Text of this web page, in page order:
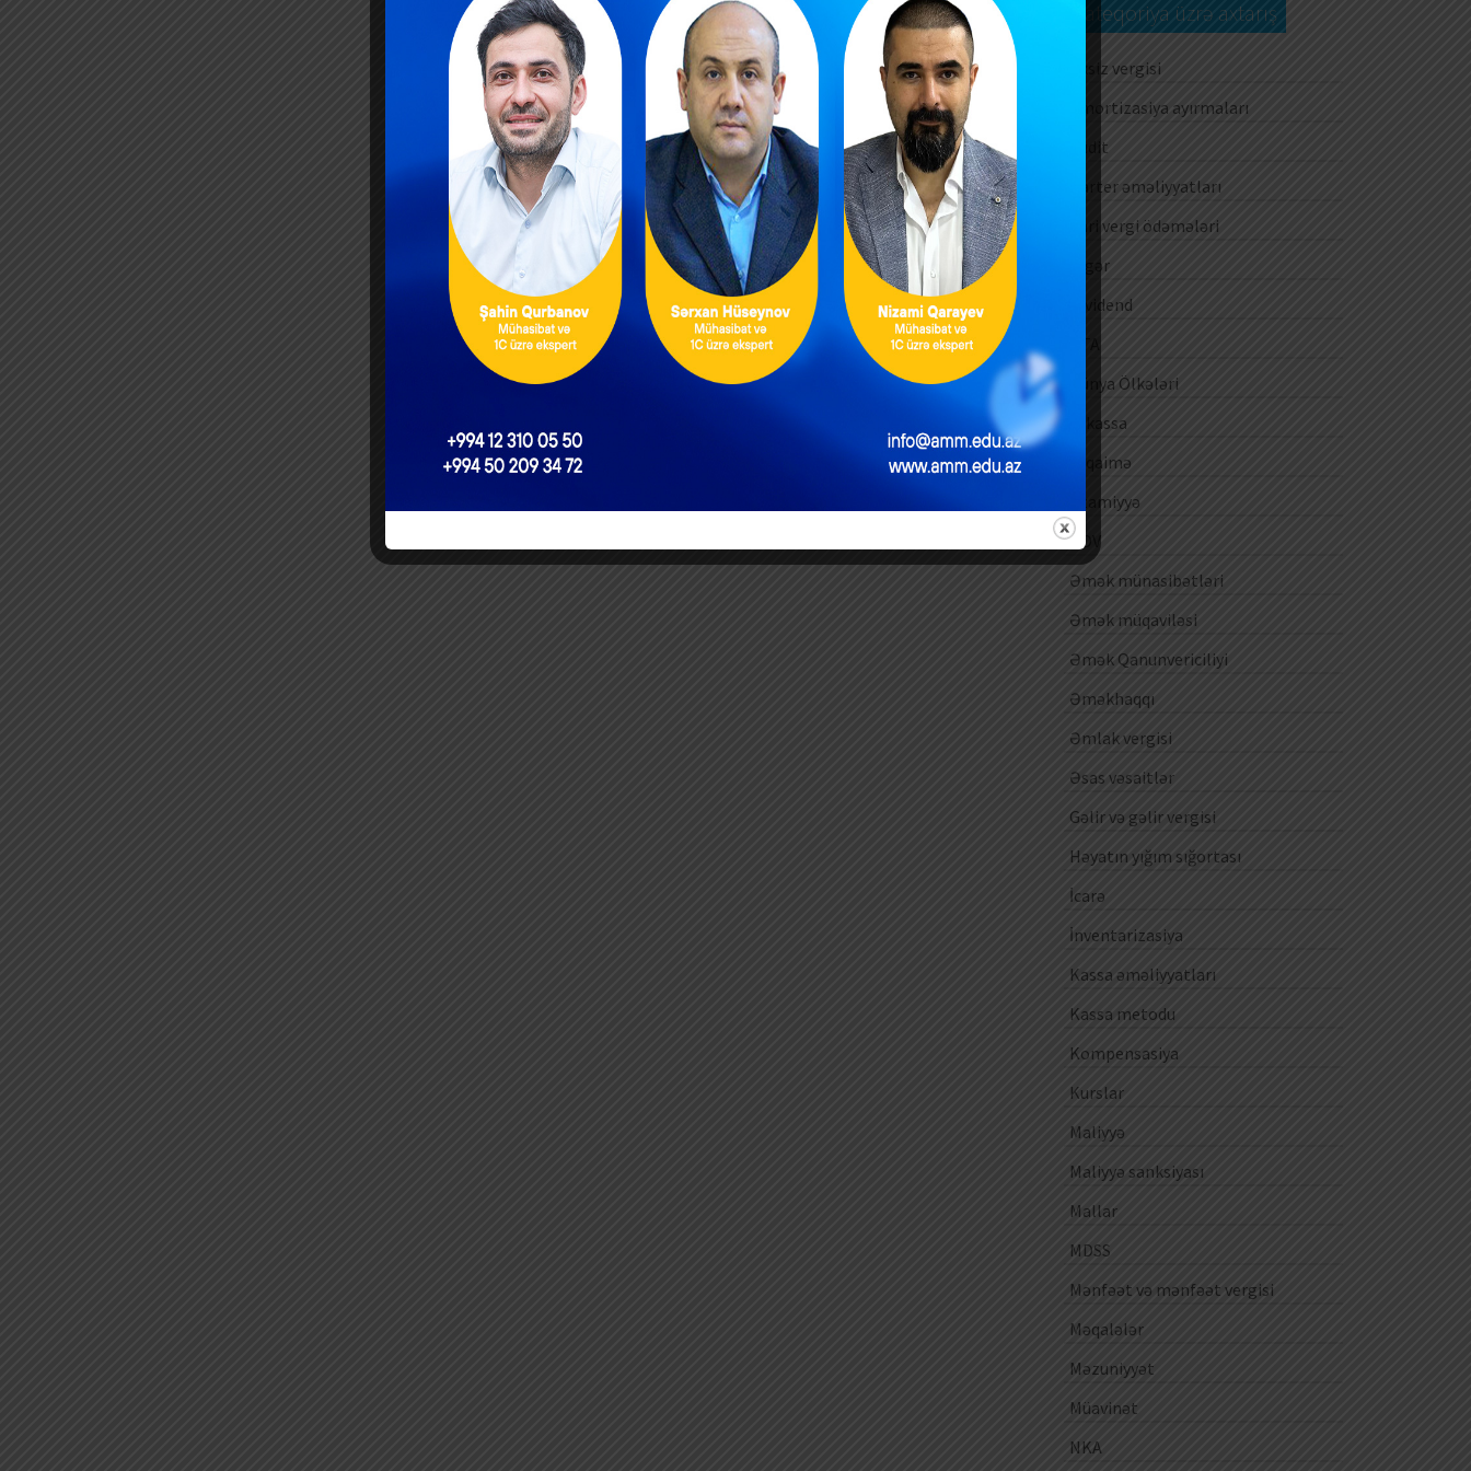
Kateqoriya üzrə axtarış
Aksiz vergisi
Amortizasiya ayırmaları
Audit
Barter əməliyyatları
Cari vergi ödəmələri
Digər
Dividend
Dünya Ölkələri
E-kassa
E-qaimə
Ezamiyyə
ƏDV
Əmək münasibətləri
Əmək müqaviləsi
Əmək Qanunvericiliyi
Əməkhaqqı
Əmlak vergisi
Əsas vəsaitlər
Gəlir və gəlir vergisi
Həyatın yığım sığortası
İcarə
İnventarizasiya
Kassa əməliyyatları
Kassa metodu
Kompensasiya
Kurslar
Maliyyə
Maliyyə sanksiyası
Mallar
MDSS
Mənfəət və mənfəət vergisi
Məqalələr
Məzuniyyət
Müavinət
NKA